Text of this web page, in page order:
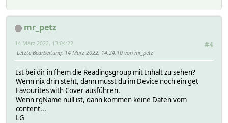
mr_petz
#4
14 März 2022, 13:04:22
Letzte Bearbeitung: 14 März 2022, 14:24:10 von mr_petz
Ist bei dir in fhem die Readingsgroup mit Inhalt zu sehen?
Wenn nix drin steht, dann musst du im Device noch ein get
Favourites with Cover ausführen.
Wenn rgName null ist, dann kommen keine Daten vom
content...
LG